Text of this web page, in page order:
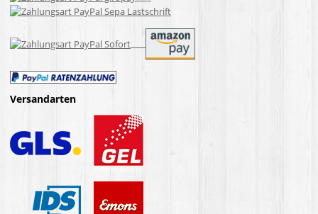
Versandarten